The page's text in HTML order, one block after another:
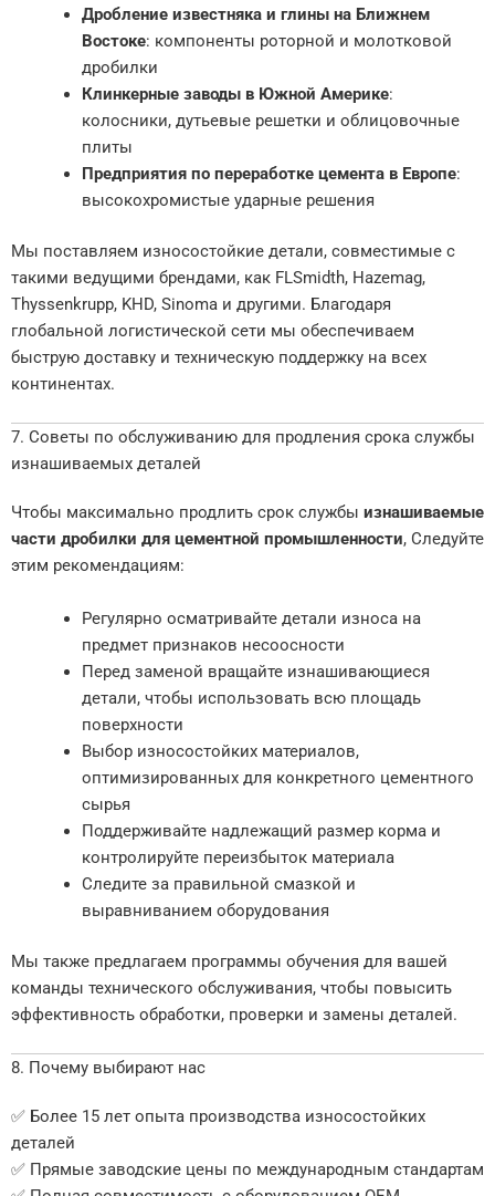
Дробление известняка и глины на Ближнем
Востоке: компоненты роторной и молотковой
дробилки
Клинкерные заводы в Южной Америке:
колосники, дутьевые решетки и облицовочные
плиты
Предприятия по переработке цемента в Европе:
высокохромистые ударные решения
Мы поставляем износостойкие детали, совместимые с
такими ведущими брендами, как FLSmidth, Hazemag,
Thyssenkrupp, KHD, Sinoma и другими. Благодаря
глобальной логистической сети мы обеспечиваем
быструю доставку и техническую поддержку на всех
континентах.
7. Советы по обслуживанию для продления срока службы
изнашиваемых деталей
Чтобы максимально продлить срок службы изнашиваемые
части дробилки для цементной промышленности, Следуйте
этим рекомендациям:
Регулярно осматривайте детали износа на
предмет признаков несоосности
Перед заменой вращайте изнашивающиеся
детали, чтобы использовать всю площадь
поверхности
Выбор износостойких материалов,
оптимизированных для конкретного цементного
сырья
Поддерживайте надлежащий размер корма и
контролируйте переизбыток материала
Следите за правильной смазкой и
выравниванием оборудования
Мы также предлагаем программы обучения для вашей
команды технического обслуживания, чтобы повысить
эффективность обработки, проверки и замены деталей.
8. Почему выбирают нас
✅ Более 15 лет опыта производства износостойких
деталей
✅ Прямые заводские цены по международным стандартам